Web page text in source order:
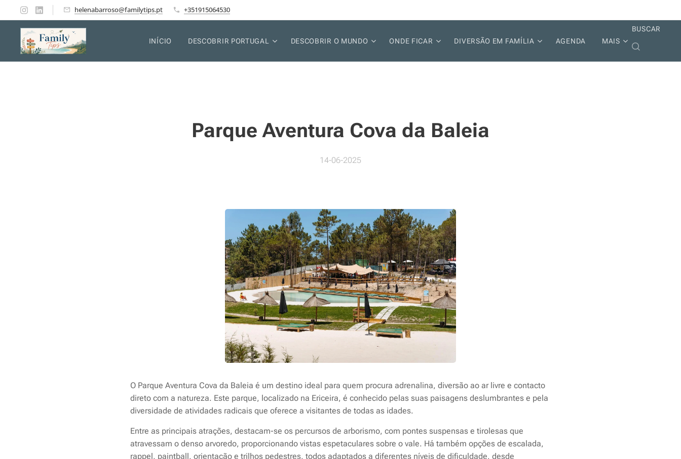
helenabarroso@familytips.pt +351915064530
INÍCIO DESCOBRIR PORTUGAL DESCOBRIR O MUNDO ONDE FICAR DIVERSÃO EM FAMÍLIA AGENDA MAIS
BUSCAR
Parque Aventura Cova da Baleia
14-06-2025
O Parque Aventura Cova da Baleia é um destino ideal para quem procura adrenalina, diversão ao ar livre e contacto
direto com a natureza. Este parque, localizado na Ericeira, é conhecido pelas suas paisagens deslumbrantes e pela
diversidade de atividades radicais que oferece a visitantes de todas as idades.
Entre as principais atrações, destacam-se os percursos de arborismo, com pontes suspensas e tirolesas que
atravessam o denso arvoredo, proporcionando vistas espetaculares sobre o vale. Há também opções de escalada,
rappel, paintball, orientação e trilhos pedestres, todos adaptados a diferentes níveis de dificuldade, desde